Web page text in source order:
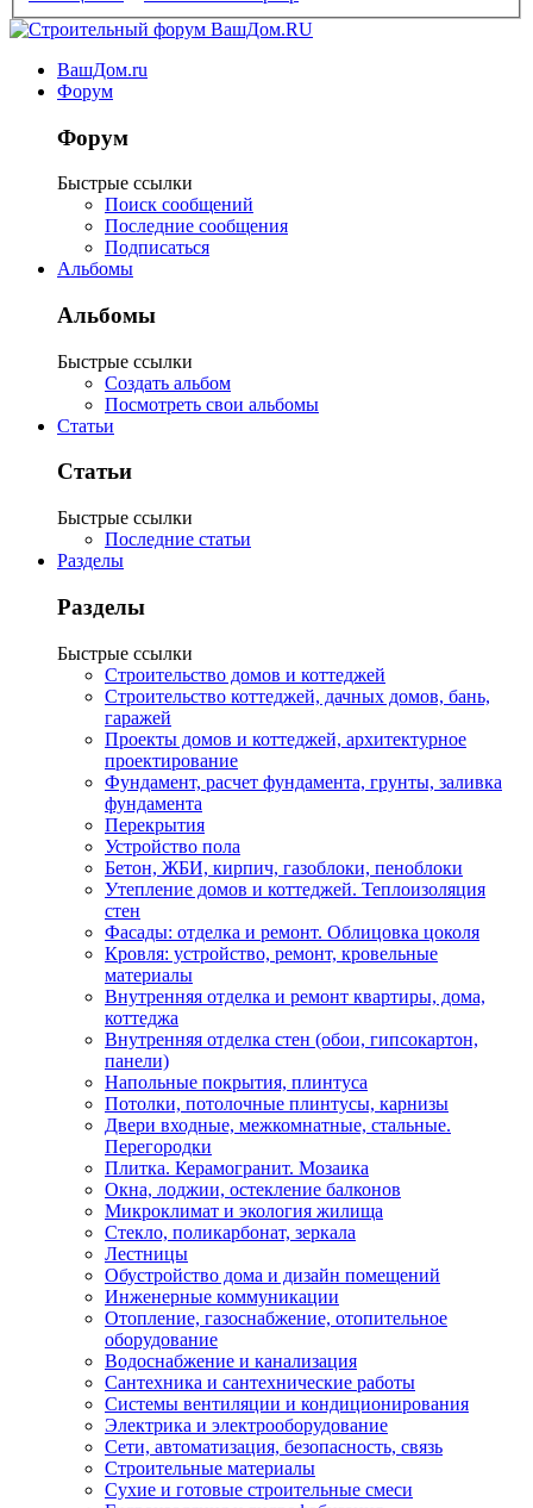
ВашДом.ru
Форум
Форум
Быстрые ссылки
Поиск сообщений
Последние сообщения
Подписаться
Альбомы
Альбомы
Быстрые ссылки
Создать альбом
Посмотреть свои альбомы
Статьи
Статьи
Быстрые ссылки
Последние статьи
Разделы
Разделы
Быстрые ссылки
Строительство домов и коттеджей
Строительство коттеджей, дачных домов, бань,
гаражей
Проекты домов и коттеджей, архитектурное
проектирование
Фундамент, расчет фундамента, грунты, заливка
фундамента
Перекрытия
Устройство пола
Бетон, ЖБИ, кирпич, газоблоки, пеноблоки
Утепление домов и коттеджей. Теплоизоляция
стен
Фасады: отделка и ремонт. Облицовка цоколя
Кровля: устройство, ремонт, кровельные
материалы
Внутренняя отделка и ремонт квартиры, дома,
коттеджа
Внутренняя отделка стен (обои, гипсокартон,
панели)
Напольные покрытия, плинтуса
Потолки, потолочные плинтусы, карнизы
Двери входные, межкомнатные, стальные.
Перегородки
Плитка. Керамогранит. Мозаика
Окна, лоджии, остекление балконов
Микроклимат и экология жилища
Стекло, поликарбонат, зеркала
Лестницы
Обустройство дома и дизайн помещений
Инженерные коммуникации
Отопление, газоснабжение, отопительное
оборудование
Водоснабжение и канализация
Сантехника и сантехнические работы
Системы вентиляции и кондиционирования
Электрика и электрооборудование
Сети, автоматизация, безопасность, связь
Строительные материалы
Сухие и готовые строительные смеси